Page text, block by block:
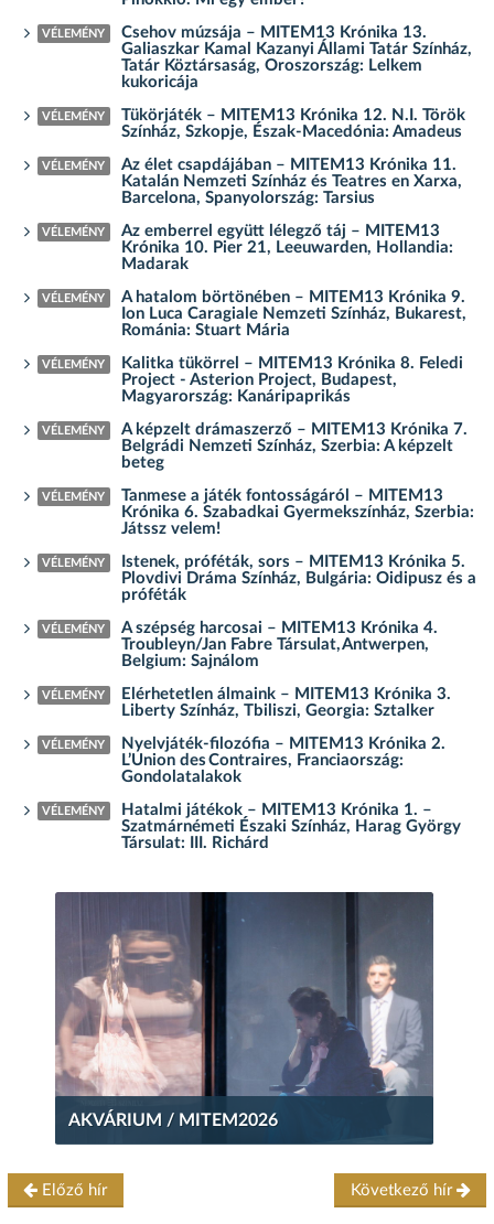
VÉLEMÉNY
Csehov múzsája – MITEM13 Krónika 13.
Galiaszkar Kamal Kazanyi Állami Tatár Színház,
Tatár Köztársaság, Oroszország: Lelkem
kukoricája
VÉLEMÉNY
Tükörjáték – MITEM13 Krónika 12. N.I. Török
Színház, Szkopje, Észak-Macedónia: Amadeus
VÉLEMÉNY
Az élet csapdájában – MITEM13 Krónika 11.
Katalán Nemzeti Színház és Teatres en Xarxa,
Barcelona, Spanyolország: Tarsius
VÉLEMÉNY
Az emberrel együtt lélegző táj – MITEM13
Krónika 10. Pier 21, Leeuwarden, Hollandia:
Madarak
VÉLEMÉNY
A hatalom börtönében – MITEM13 Krónika 9.
Ion Luca Caragiale Nemzeti Színház, Bukarest,
Románia: Stuart Mária
VÉLEMÉNY
Kalitka tükörrel – MITEM13 Krónika 8. Feledi
Project - Asterion Project, Budapest,
Magyarország: Kanáripaprikás
VÉLEMÉNY
A képzelt drámaszerző – MITEM13 Krónika 7.
Belgrádi Nemzeti Színház, Szerbia: A képzelt
beteg
VÉLEMÉNY
Tanmese a játék fontosságáról – MITEM13
Krónika 6. Szabadkai Gyermekszínház, Szerbia:
Játssz velem!
VÉLEMÉNY
Istenek, próféták, sors – MITEM13 Krónika 5.
Plovdivi Dráma Színház, Bulgária: Oidipusz és a
próféták
VÉLEMÉNY
A szépség harcosai – MITEM13 Krónika 4.
Troubleyn/Jan Fabre Társulat, Antwerpen,
Belgium: Sajnálom
VÉLEMÉNY
Elérhetetlen álmaink – MITEM13 Krónika 3.
Liberty Színház, Tbiliszi, Georgia: Sztalker
VÉLEMÉNY
Nyelvjáték-filozófia – MITEM13 Krónika 2.
L’Union des Contraires, Franciaország:
Gondolatalakok
VÉLEMÉNY
Hatalmi játékok – MITEM13 Krónika 1. –
Szatmárnémeti Északi Színház, Harag György
Társulat: III. Richárd
AKVÁRIUM / MITEM2026
Előző hír Következő hír